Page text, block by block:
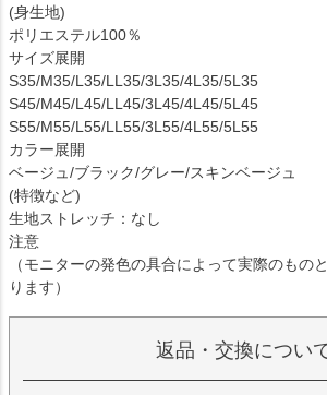
(身生地)
ポリエステル100％
サイズ展開
S35/M35/L35/LL35/3L35/4L35/5L35
S45/M45/L45/LL45/3L45/4L45/5L45
S55/M55/L55/LL55/3L55/4L55/5L55
カラー展開
ベージュ/ブラック/グレー/スキンベージュ
(特徴など)
生地ストレッチ：なし
注意
（モニターの発色の具合によって実際のもの
ります）
返品・交換につい